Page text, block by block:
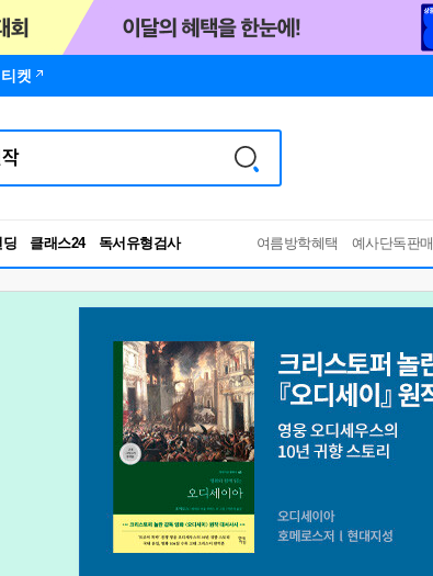
티켓
딩 클래스24 독서유형검사 여름방학혜택 예사단독판매